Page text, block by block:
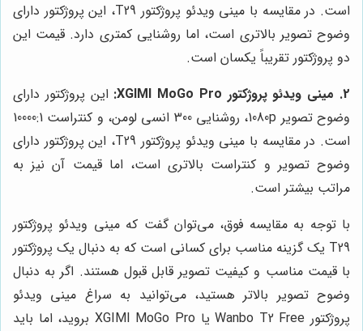
است. در مقایسه با مینی ویدئو پروژکتور T29، این پروژکتور دارای
وضوح تصویر بالاتری است، اما روشنایی کمتری دارد. قیمت این
دو پروژکتور تقریباً یکسان است.
2. مینی ویدئو پروژکتور XGIMI MoGo Pro:
این پروژکتور دارای
وضوح تصویر 1080p، روشنایی 300 انسی لومن، و کنتراست 10000:1
است. در مقایسه با مینی ویدئو پروژکتور T29، این پروژکتور دارای
وضوح تصویر و کنتراست بالاتری است، اما قیمت آن نیز به
مراتب بیشتر است.
با توجه به مقایسه فوق، می‌توان گفت که مینی ویدئو پروژکتور
T29 یک گزینه مناسب برای کسانی است که به دنبال یک پروژکتور
با قیمت مناسب و کیفیت تصویر قابل قبول هستند. اگر به دنبال
وضوح تصویر بالاتر هستید، می‌توانید به سراغ مینی ویدئو
پروژکتور Wanbo T2 Free یا XGIMI MoGo Pro بروید، اما باید